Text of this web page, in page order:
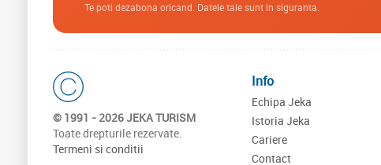
Te poti dezabona oricand. Datele tale sunt in siguranta.
© 1991 - 2026 JEKA TURISM
Toate drepturile rezervate.
Termeni si conditii
Info
Echipa Jeka
Istoria Jeka
Cariere
Contact